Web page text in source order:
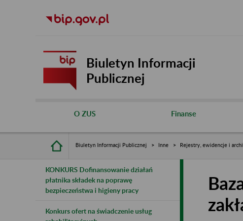
Biuletyn Informacji
Publicznej
O ZUS Finanse
Biuletyn Informacji Publicznej Inne Rejestry, ewidencje i
KONKURS Dofinansowanie działań
płatnika składek na poprawę
bezpieczeństwa i higieny pracy
Konkurs ofert na świadczenie usług